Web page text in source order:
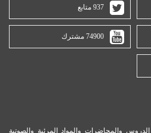
937 متابع
74900 مشترك
والمحاضرات والمواد المرئية والصوتية